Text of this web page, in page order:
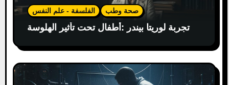
الفلسفة - علم النفس صحة وطب
تجربة لوريتا بيندر :أطفال تحت تأثير الهلوسة